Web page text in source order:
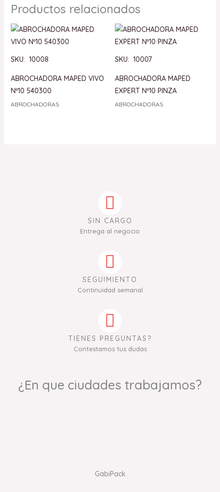
Productos relacionados
SKU: 10008
ABROCHADORA MAPED VIVO
Nº10 540300
ABROCHADORAS
SKU: 10007
ABROCHADORA MAPED
EXPERT Nº10 PINZA
ABROCHADORAS
SIN CARGO
Entrega al negocio
SEGUIMIENTO
Continuidad semanal
TIENES PREGUNTAS?
Contestamos tus dudas
¿En que ciudades trabajamos?
GabiPack